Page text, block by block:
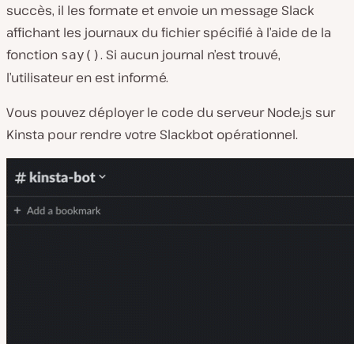
succès, il les formate et envoie un message Slack
affichant les journaux du fichier spécifié à l’aide de la
fonction say(). Si aucun journal n’est trouvé,
l’utilisateur en est informé.
Vous pouvez déployer le code du serveur Node.js sur
Kinsta pour rendre votre Slackbot opérationnel.